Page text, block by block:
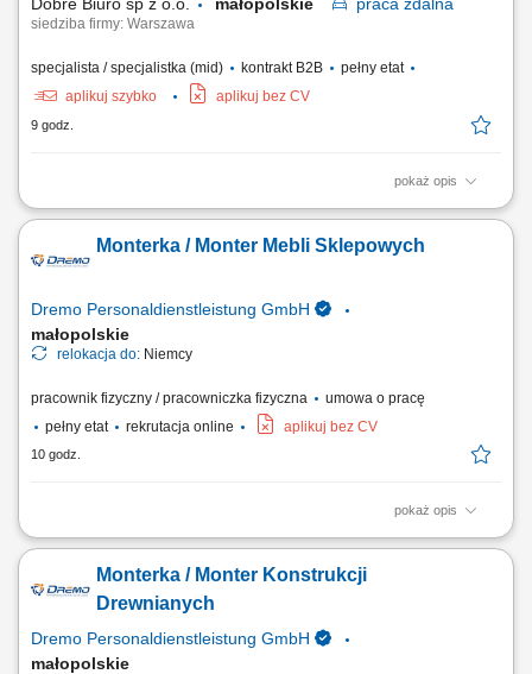
siedziba firmy: Warszawa
specjalista / specjalistka (mid) kontrakt B2B
pełny etat
aplikuj szybko
aplikuj bez CV
9 godz.
pokaż opis
Twój zakres obowiązków: Telefoniczna obsługa klientów polskich;
nami na rozmowy przez naszą stronę www; zawieranie umów z
klientami na realizację naszych usług; nadzorowanie płatności;
Monterka / Monter Mebli Sklepowych
Dremo Personaldienstleistung GmbH
małopolskie
relokacja do: Niemcy
pracownik fizyczny / pracowniczka fizyczna
umowa o pracę
pełny etat
rekrutacja online aplikuj bez CV
10 godz.
pokaż opis
Twoje zadania: Produkcja i montaż wyposażenia dla sklepów oraz
po końcowy montaż; Wykonywanie elementów stolarskich zgodnie z
rysunkiem technicznym; Obsługa nowoczesnych urządzeń i maszyn do
Monterka / Monter Konstrukcji
Drewnianych
Dremo Personaldienstleistung GmbH
małopolskie